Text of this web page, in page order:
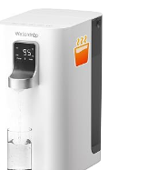
de flujo inteligente,
esterilización efectiva del
99,99%, 12GPM, 110-240V,
48W ahorro energía